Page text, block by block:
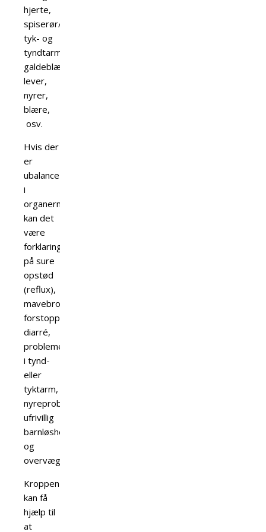
hjerte,
spiserør/mavesæk,
tyk- og
tyndtarm,
galdeblære,
lever,
nyrer,
blære,
osv.
Hvis der
er
ubalance
i
organerne,
kan det
være
forklaringen
på sure
opstød
(reflux),
mavebrok,
forstoppelse,
diarré,
problemer
i tynd-
eller
tyktarm,
nyreproblemer,
ufrivillig
barnløshed
og
overvægt.
Kroppen
kan få
hjælp til
at